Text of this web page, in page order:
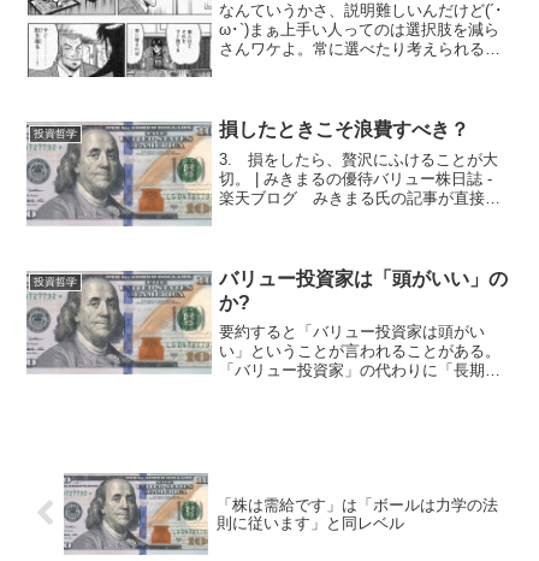
なんていうかさ、説明難しいんだけど(´･
ω･`)まぁ上手い人ってのは選択肢を減ら
さんワケよ。常に選べたり考えられる余
けど、考える事...
投資哲学 損したときこそ浪費すべき？
3. 損をしたら、贅沢にふけることが大
切。 | みきまるの優待バリュー株日誌 -
楽天ブログ みきまる氏の記事が直接の
も辛くもなんとも...
投資哲学
バリュー投資家は「頭がいい」の
か?
要約すると「バリュー投資家は頭がい
い」ということが言われることがある。
「バリュー投資家」の代わりに「長期投
「株は需給です」は「ボールは力学の法
則に従います」と同レベル